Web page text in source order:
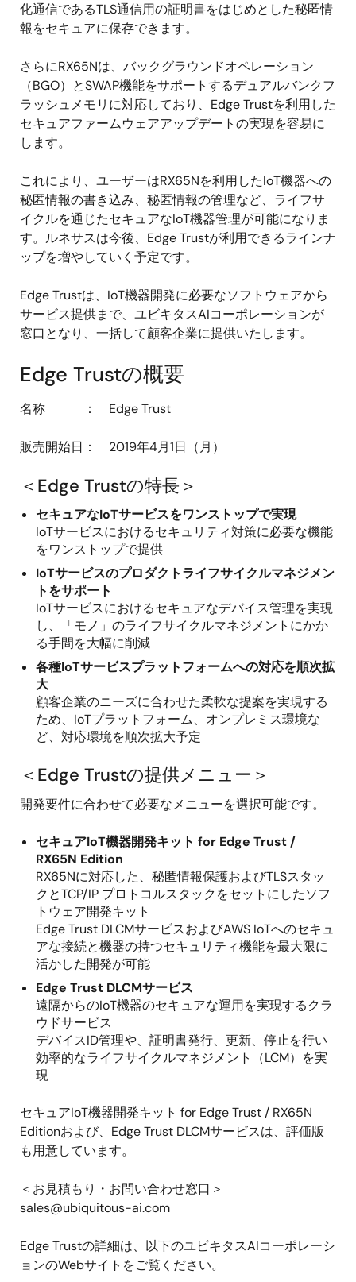
化通信であるTLS通信用の証明書をはじめとした秘匿情
報をセキュアに保存できます。
さらにRX65Nは、バックグラウンドオペレーション
（BGO）とSWAP機能をサポートするデュアルバンクフ
ラッシュメモリに対応しており、Edge Trustを利用した
セキュアファームウェアアップデートの実現を容易に
します。
これにより、ユーザーはRX65Nを利用したIoT機器への
秘匿情報の書き込み、秘匿情報の管理など、ライフサ
イクルを通じたセキュアなIoT機器管理が可能になりま
す。ルネサスは今後、Edge Trustが利用できるラインナ
ップを増やしていく予定です。
Edge Trustは、IoT機器開発に必要なソフトウェアから
サービス提供まで、ユビキタスAIコーポレーションが
窓口となり、一括して顧客企業に提供いたします。
Edge Trustの概要
名称 ： Edge Trust
販売開始日： 2019年4月1日（月）
＜Edge Trustの特長＞
セキュアなIoTサービスをワンストップで実現
IoTサービスにおけるセキュリティ対策に必要な機能
をワンストップで提供
IoTサービスのプロダクトライフサイクルマネジメン
トをサポート
IoTサービスにおけるセキュアなデバイス管理を実現
し、「モノ」のライフサイクルマネジメントにかか
る手間を大幅に削減
各種IoTサービスプラットフォームへの対応を順次拡
大
顧客企業のニーズに合わせた柔軟な提案を実現する
ため、IoTプラットフォーム、オンプレミス環境な
ど、対応環境を順次拡大予定
＜Edge Trustの提供メニュー＞
開発要件に合わせて必要なメニューを選択可能です。
セキュアIoT機器開発キット for Edge Trust /
RX65N Edition
RX65Nに対応した、秘匿情報保護およびTLSスタッ
クとTCP/IP プロトコルスタックをセットにしたソフ
トウェア開発キット
Edge Trust DLCMサービスおよびAWS IoTへのセキュ
アな接続と機器の持つセキュリティ機能を最大限に
活かした開発が可能
Edge Trust DLCMサービス
遠隔からのIoT機器のセキュアな運用を実現するクラ
ウドサービス
デバイスID管理や、証明書発行、更新、停止を行い
効率的なライフサイクルマネジメント（LCM）を実
現
セキュアIoT機器開発キット for Edge Trust / RX65N
Editionおよび、Edge Trust DLCMサービスは、評価版
も用意しています。
＜お見積もり・お問い合わせ窓口＞
sales@ubiquitous-ai.com
Edge Trustの詳細は、以下のユビキタスAIコーポレーシ
ョンのWebサイトをご覧ください。